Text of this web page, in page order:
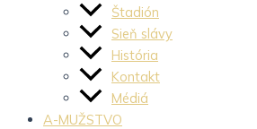
Štadión
Sieň slávy
História
Kontakt
Médiá
A-MUŽSTVO